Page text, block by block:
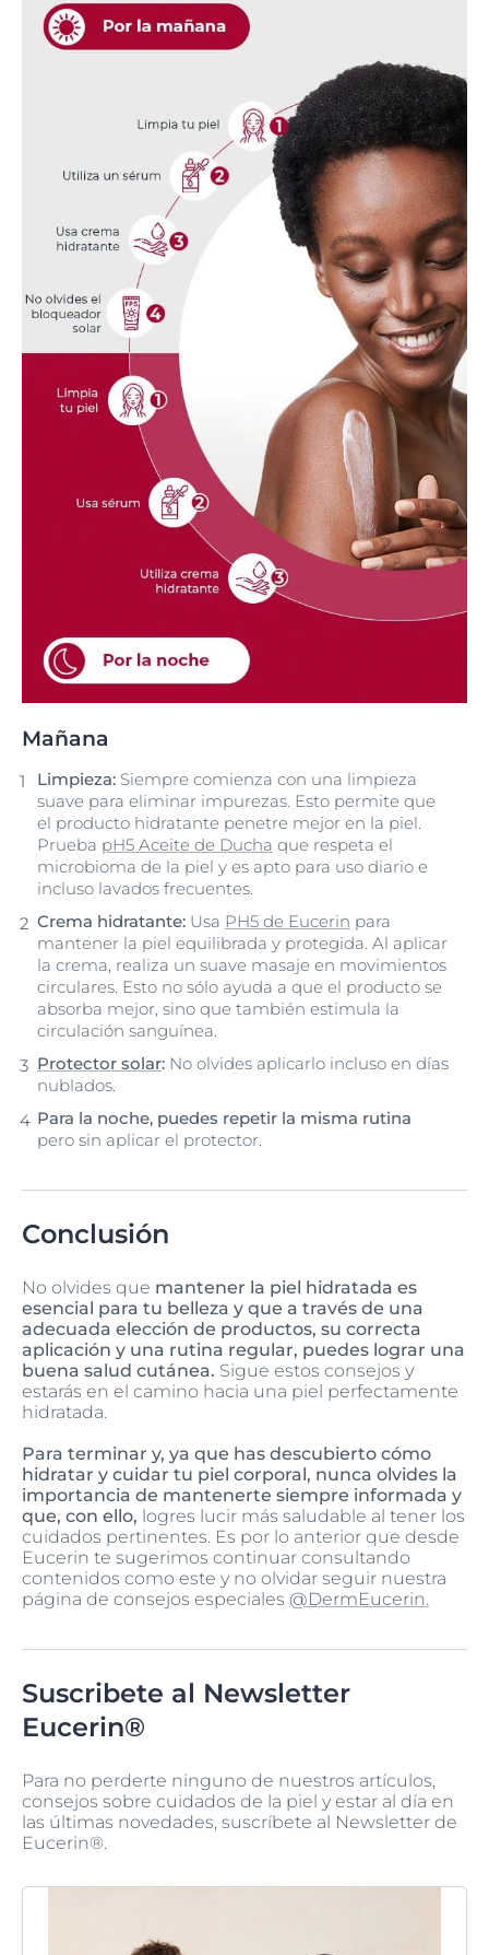
Mañana
Limpieza: Siempre comienza con una limpieza
suave para eliminar impurezas. Esto permite que
el producto hidratante penetre mejor en la piel.
Prueba pH5 Aceite de Ducha que respeta el
microbioma de la piel y es apto para uso diario e
incluso lavados frecuentes.
Crema hidratante: Usa PH5 de Eucerin para
mantener la piel equilibrada y protegida. Al aplicar
la crema, realiza un suave masaje en movimientos
circulares. Esto no sólo ayuda a que el producto se
absorba mejor, sino que también estimula la
circulación sanguínea.
Protector solar: No olvides aplicarlo incluso en días
nublados.
Para la noche, puedes repetir la misma rutina
pero sin aplicar el protector.
Conclusión
No olvides que mantener la piel hidratada es
esencial para tu belleza y que a través de una
adecuada elección de productos, su correcta
aplicación y una rutina regular, puedes lograr una
buena salud cutánea. Sigue estos consejos y
estarás en el camino hacia una piel perfectamente
hidratada.
Para terminar y, ya que has descubierto cómo
hidratar y cuidar tu piel corporal, nunca olvides la
importancia de mantenerte siempre informada y
que, con ello, logres lucir más saludable al tener los
cuidados pertinentes. Es por lo anterior que desde
Eucerin te sugerimos continuar consultando
contenidos como este y no olvidar seguir nuestra
página de consejos especiales @DermEucerin.
Suscribete al Newsletter
Eucerin®
Para no perderte ninguno de nuestros artículos,
consejos sobre cuidados de la piel y estar al día en
las últimas novedades, suscríbete al Newsletter de
Eucerin®.